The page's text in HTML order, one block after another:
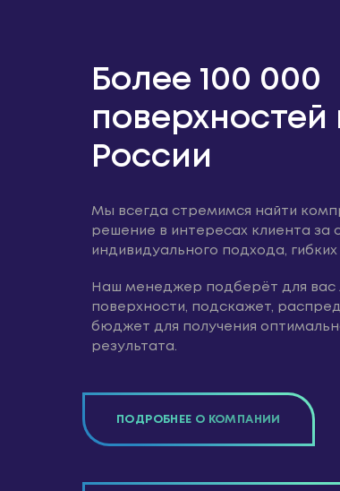
Более 100 000
поверхностей
России
Мы всегда стремимся найти
решение в интересах клиента за
индивидуального подхода, гибких
Наш менеджер подберёт для вас
поверхности, подскажет,
бюджет для получения
результата.
ПОДРОБНЕЕ О КОМПАНИИ